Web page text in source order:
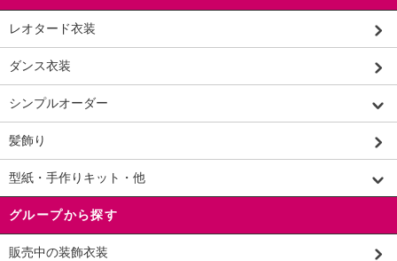
レオタード衣装
ダンス衣装
シンプルオーダー
髪飾り
型紙・手作りキット・他
グループから探す
販売中の装飾衣装